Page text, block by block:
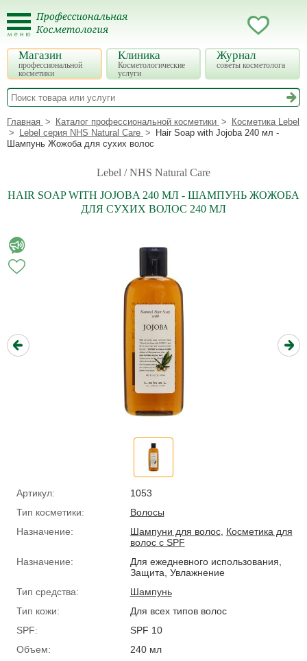
Магазин
профессиональной
косметики
Клиника
Косметологические
услуги
Журнал
советы косметолога
Главная Каталог профессиональной косметики
Косметика Lebel
Lebel серия NHS Natural Care
Hair Soap with Jojoba 240 мл -
Шампунь Жожоба для сухих волос
Lebel / NHS Natural Care
HAIR SOAP WITH JOJOBA 240 МЛ - ШАМПУНЬ ЖОЖОБА
ДЛЯ СУХИХ ВОЛОС 240 МЛ
Артикул:
1053
Тип косметики:
Волосы
Назначение:
Шампуни для волос, Косметика для
волос с SPF
Назначение:
Для ежедневного использования,
Защита, Увлажнение
Тип средства:
Шампунь
Тип кожи:
Для всех типов волос
SPF:
SPF 10
Объем:
240 мл